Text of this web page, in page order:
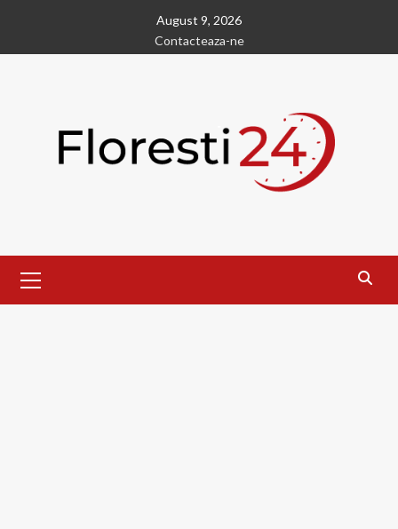
content
August 9, 2026
Contacteaza-ne
Menu